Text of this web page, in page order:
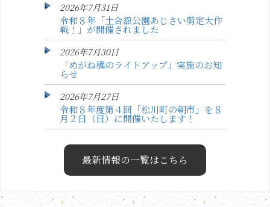
2026年7月31日
令和８年「土合舘公園あじさい剪定大作
戦！」が開催されました
2026年7月30日
「めがね橋のライトアップ」実施のお知
らせ
2026年7月27日
令和８年度第４回「松川町の朝市」を８
月２日（日）に開催いたします！
最新情報の一覧はこちら